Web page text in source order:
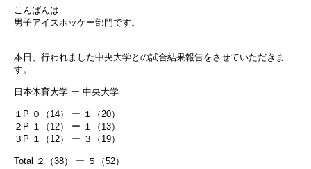
こんばんは
男子アイスホッケー部門です。
本日、行われました中央大学との試合結果報告をさせていただきま
す。
日本体育大学 ー 中央大学
１P ０（14） ー １（20）
２P １（12） ー １（13）
３P １（12） ー ３（19）
Total ２（38） ー ５（52）